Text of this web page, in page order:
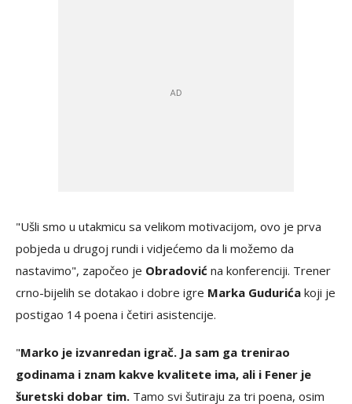
"Ušli smo u utakmicu sa velikom motivacijom, ovo je prva
pobjeda u drugoj rundi i vidjećemo da li možemo da
nastavimo", započeo je Obradović na konferenciji. Trener
crno-bijelih se dotakao i dobre igre Marka Gudurića koji je
postigao 14 poena i četiri asistencije.
"Marko je izvanredan igrač. Ja sam ga trenirao
godinama i znam kakve kvalitete ima, ali i Fener je
šuretski dobar tim. Tamo svi šutiraju za tri poena, osim